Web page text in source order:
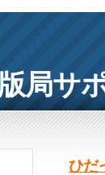
局サ
ひだ